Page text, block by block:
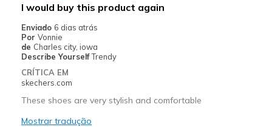
Sizing
View On Shoes
Shoes are for Wearing
I would buy this product again
Enviado 6 dias atrás
Por Vonnie
de Charles city, iowa
Describe YourselfTrendy
CRÍTICA EM
skechers.com
These shoes are very stylish and comfortable
Mostrar tradução